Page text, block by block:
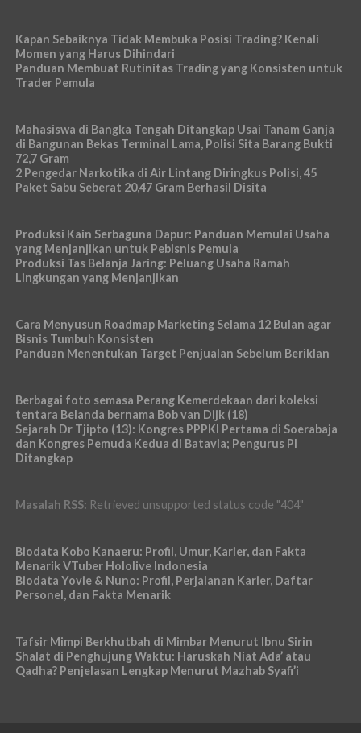
Kapan Sebaiknya Tidak Membuka Posisi Trading? Kenali
Momen yang Harus Dihindari
Panduan Membuat Rutinitas Trading yang Konsisten untuk
Trader Pemula
Mahasiswa di Bangka Tengah Ditangkap Usai Tanam Ganja
di Bangunan Bekas Terminal Lama, Polisi Sita Barang Bukti
72,7 Gram
2 Pengedar Narkotika di Air Lintang Diringkus Polisi, 45
Paket Sabu Seberat 20,47 Gram Berhasil Disita
Produksi Kain Serbaguna Dapur: Panduan Memulai Usaha
yang Menjanjikan untuk Pebisnis Pemula
Produksi Tas Belanja Jaring: Peluang Usaha Ramah
Lingkungan yang Menjanjikan
Cara Menyusun Roadmap Marketing Selama 12 Bulan agar
Bisnis Tumbuh Konsisten
Panduan Menentukan Target Penjualan Sebelum Beriklan
Berbagai foto semasa Perang Kemerdekaan dari koleksi
tentara Belanda bernama Bob van Dijk (18)
Sejarah Dr Tjipto (13): Kongres PPPKI Pertama di Soerabaja
dan Kongres Pemuda Kedua di Batavia; Pengurus PI
Ditangkap
Masalah RSS: Retrieved unsupported status code "404"
Biodata Kobo Kanaeru: Profil, Umur, Karier, dan Fakta
Menarik VTuber Hololive Indonesia
Biodata Yovie & Nuno: Profil, Perjalanan Karier, Daftar
Personel, dan Fakta Menarik
Tafsir Mimpi Berkhutbah di Mimbar Menurut Ibnu Sirin
Shalat di Penghujung Waktu: Haruskah Niat Ada’ atau
Qadha? Penjelasan Lengkap Menurut Mazhab Syafi’i